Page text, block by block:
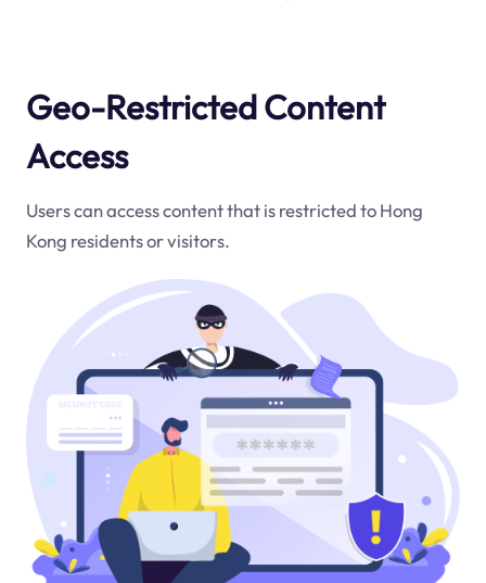
Geo-Restricted Content
Access
Users can access content that is restricted to Hong
Kong residents or visitors.